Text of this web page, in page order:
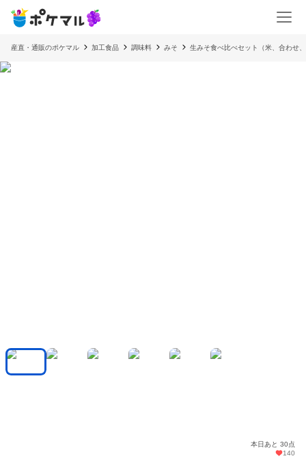
産直・通販のポケマル 加工食品 調味料 みそ 生みそ食べ比べセット（米、合わせ
本日あと 30点
140